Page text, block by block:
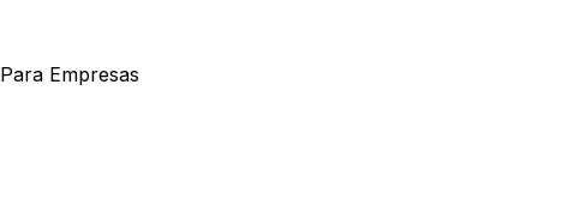
Para Empresas